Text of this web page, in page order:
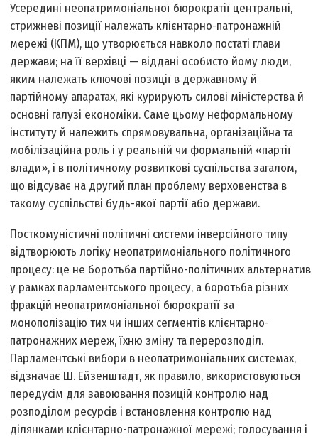
Усередині неопатримоніальної бюрократії центральні,
стрижневі позиції належать клієнтарно-патронажній
мережі (КПМ), що утворюється навколо постаті глави
держави; на її верхівці — віддані особисто йому люди,
яким належать ключові позиції в державному й
партійному апаратах, які курирують силові міністерства й
основні галузі економіки. Саме цьому неформальному
інституту й належить спрямовувальна, організаційна та
мобілізаційна роль і у реальній чи формальній «партії
влади», і в політичному розвиткові суспільства загалом,
що відсуває на другий план проблему верховенства в
такому суспільстві будь-якої партії або держави.
Посткомуністичні політичні системи інверсійного типу
відтворюють логіку неопатримоніального політичного
процесу: це не боротьба партійно-політичних альтернатив
у рамках парламентського процесу, а боротьба різних
фракцій неопатримоніальної бюрократії за
монополізацію тих чи інших сегментів клієнтарно-
патронажних мереж, їхню зміну та перерозподіл.
Парламентські вибори в неопатримоніальних системах,
відзначає Ш. Ейзенштадт, як правило, використовуються
передусім для завоювання позицій контролю над
розподілом ресурсів і встановлення контролю над
ділянками клієнтарно-патронажної мережі; голосування і